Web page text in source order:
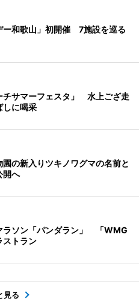
ー和歌山」初開催 7施設を巡る
チサマーフェスタ」 水上ござ走
しに喝采
の新入りツキノワグマの名前と
へ
ラソン「パンダラン」 「WMG
ストラン
見る